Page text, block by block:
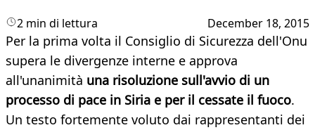
2 min di lettura December 18, 2015
Per la prima volta il Consiglio di Sicurezza dell'Onu
supera le divergenze interne e approva
all'unanimità una risoluzione sull'avvio di un
processo di pace in Siria e per il cessate il fuoco.
Un testo fortemente voluto dai rappresentanti dei